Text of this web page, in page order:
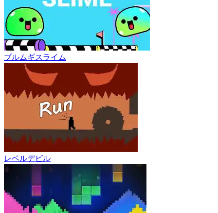
ブルムギスライム
レベルデビル